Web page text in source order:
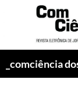
_comciência